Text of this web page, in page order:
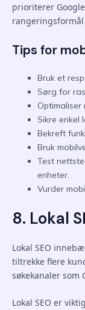
prioriterer Google
Tips for
Bruk et
Sørg for
Sikre enkel
Bekreft
Bruk
Test
enheter.
Vurder
8. Lokal
Lokal SEO
tiltrekke flere
søkekanaler som
Lokal SEO er